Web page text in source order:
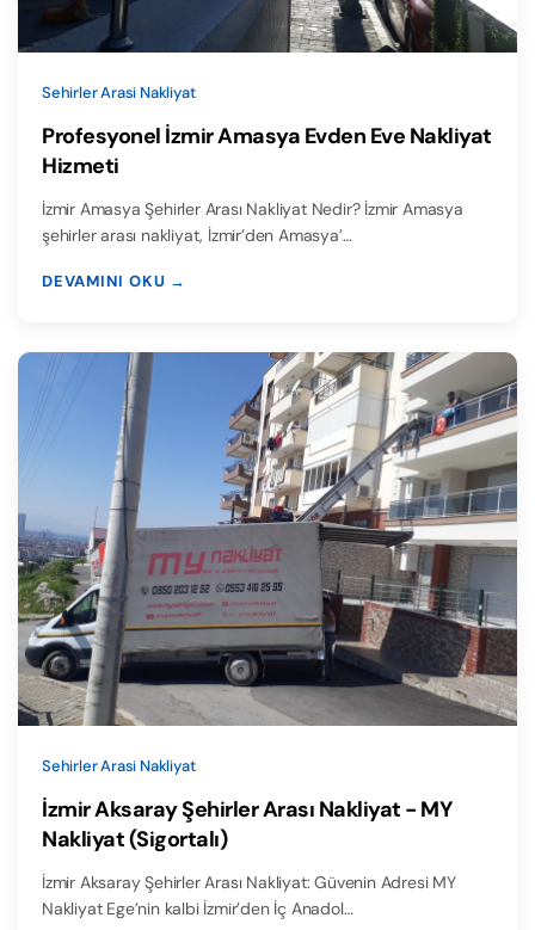
Sehirler Arasi Nakliyat
Profesyonel İzmir Amasya Evden Eve Nakliyat
Hizmeti
İzmir Amasya Şehirler Arası Nakliyat Nedir? İzmir Amasya
şehirler arası nakliyat, İzmir’den Amasya’…
DEVAMINI OKU →
Sehirler Arasi Nakliyat
İzmir Aksaray Şehirler Arası Nakliyat - MY
Nakliyat (Sigortalı)
İzmir Aksaray Şehirler Arası Nakliyat: Güvenin Adresi MY
Nakliyat Ege’nin kalbi İzmir’den İç Anadol…